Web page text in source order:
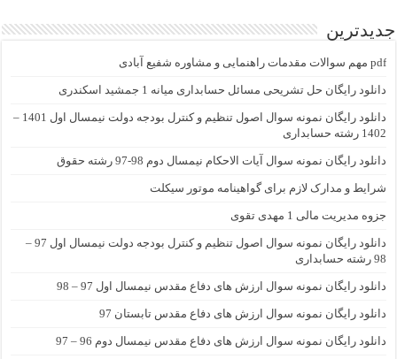
جدیدترین
pdf مهم سوالات مقدمات راهنمایی و مشاوره شفیع آبادی
دانلود رایگان حل تشریحی مسائل حسابداری میانه 1 جمشید اسکندری
دانلود رایگان نمونه سوال اصول تنظیم و کنترل بودجه دولت نیمسال اول 1401 –
1402 رشته حسابداری
دانلود رایگان نمونه سوال آیات الاحکام نیمسال دوم 98-97 رشته حقوق
شرایط و مدارک لازم برای گواهینامه موتور سیکلت
جزوه مدیریت مالی 1 مهدی تقوی
دانلود رایگان نمونه سوال اصول تنظیم و کنترل بودجه دولت نیمسال اول 97 –
98 رشته حسابداری
دانلود رایگان نمونه سوال ارزش های دفاع مقدس نیمسال اول 97 – 98
دانلود رایگان نمونه سوال ارزش های دفاع مقدس تابستان 97
دانلود رایگان نمونه سوال ارزش های دفاع مقدس نیمسال دوم 96 – 97